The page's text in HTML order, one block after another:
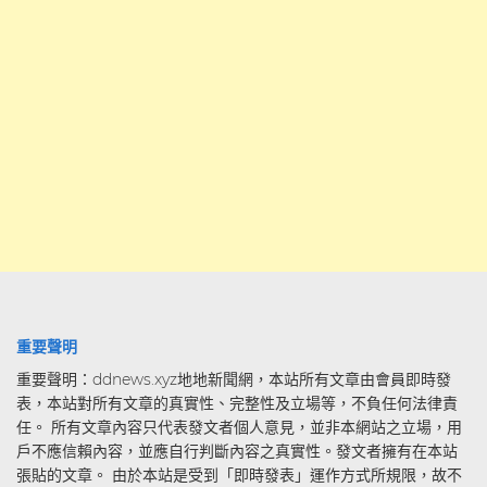
重要聲明
重要聲明：ddnews.xyz地地新聞網，本站所有文章由會員即時發
表，本站對所有文章的真實性、完整性及立場等，不負任何法律責
任。 所有文章內容只代表發文者個人意見，並非本網站之立場，用
戶不應信賴內容，並應自行判斷內容之真實性。發文者擁有在本站
張貼的文章。 由於本站是受到「即時發表」運作方式所規限，故不